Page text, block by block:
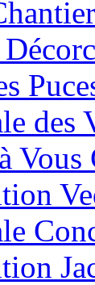
des
Vous